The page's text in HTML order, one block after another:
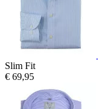
Slim Fit
€ 69,95